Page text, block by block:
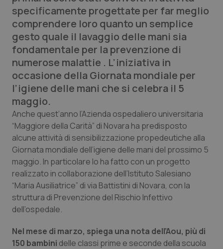
Professionisti Sanitari.AI
Abruzzo
Basilicata
Calabria
Campania
Emilia-Romagna
Friuli Venezia Giulia
Lazio
Liguria
QS Pro Gold
Artrite & artrosi
Asma & BPCO
Car-T
Colesterolo & coronaropatie
Dermatite Atopica
Diabete & glucometri
Disturbi dell’umore
QS Club Newsletter
specificamente progettate per far meglio
comprendere loro quanto un semplice
gesto quale il lavaggio delle mani sia
fondamentale per la prevenzione di
numerose malattie . L’iniziativa in
occasione della Giornata mondiale per
l’igiene delle mani che si celebra il 5
maggio.
Anche quest’anno l’Azienda ospedaliero universitaria
“Maggiore della Carità” di Novara ha predisposto
alcune attività di sensibilizzazione propedeutiche alla
Giornata mondiale dell’igiene delle mani del prossimo 5
maggio. In particolare lo ha fatto con un progetto
realizzato in collaborazione dell’Istituto Salesiano
“Maria Ausiliatrice” di via Battistini di Novara, con la
struttura di Prevenzione del Rischio Infettivo
dell’ospedale.
Nel mese di marzo, spiega una nota dell’Aou, più di
150 bambini delle classi prime e seconde della scuola